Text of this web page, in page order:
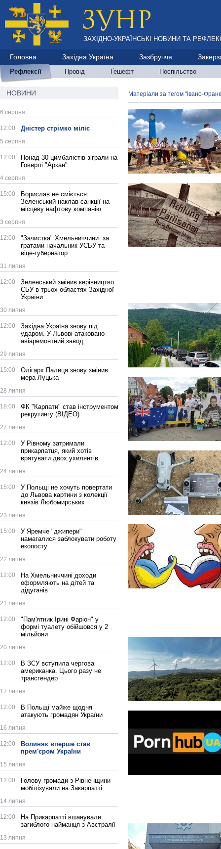
ЗАХІДНО-УКРАЇНСЬКІ НОВИНИ ТА
Головна Західна Україна Зазбруччя
Рефлексії Провід Ґешефт Поспільство
НОВИНИ
6 серпня
12:00 Дністер стрімко міліє
5 серпня
12:00
Понад 30 цимбалістів зіграли на
Говерлі "Аркан"
4 серпня
15:00
Борислав не сміється:
Зеленський наклав санкції на
місцеву нафтову компанію
3 серпня
12:00
"Зачистка" Хмельниччини: за
ґратами начальник УСБУ та
віце-губернатор
31 липня
12:00
Зеленський змінив керівництво
СБУ в трьох областях Західної
України
30 липня
12:00
Західна Україна знову під
ударом. У Львові атаковано
авіаремонтний завод
29 липня
15:00
Олігарх Палиця знову змінив
мера Луцька
28 липня
18:00
ФК "Карпати" став інструментом
рекрутингу (ВІДЕО)
27 липня
12:00
У Рівному затримали
прикарпатця, який хотів
врятувати двох ухилянтів
24 липня
15:00
У Польщі не хочуть повертати
до Львова картини з колекції
князів Любомирських
23 липня
15:00
У Яремче "джипери"
намагалися заблокувати роботу
екопосту
22 липня
12:00
На Хмельниччині доходи
оформляють на дітей та
дідуганів
21 липня
12:00
"Пам'ятник Ірині Фаріон" у
формі туалету обійшовся у 2
мільйони
20 липня
12:00
В ЗСУ вступила чергова
американка. Цього разу не
трансгендер
17 липня
12:00
В Польщі майже щодня
атакують громадян України
16 липня
12:00
Волиняк вперше став
прем'єром України
15 липня
12:00
Голову громади з Рівненщини
мобілізували на Закарпатті
14 липня
12:00
На Прикарпатті вшанували
загиблого найманця з Австралії
13 липня
Матеріали за тегом "Івано-